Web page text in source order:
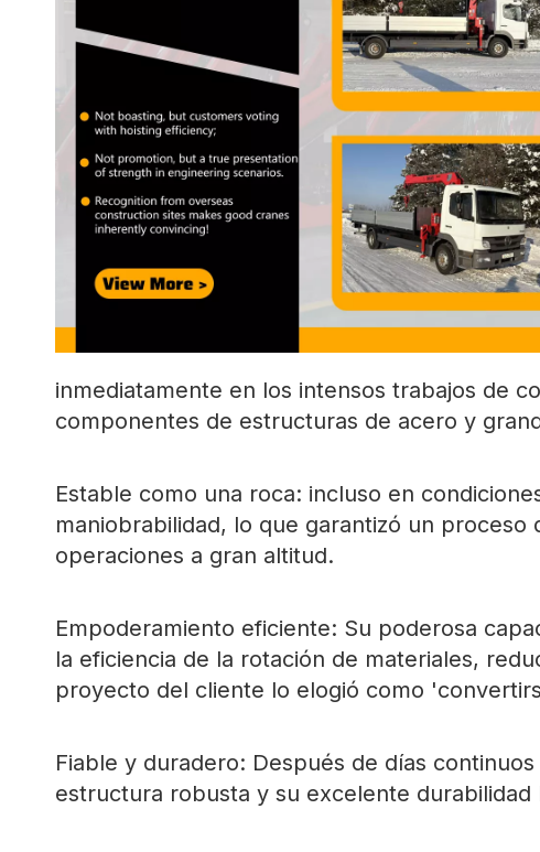
inmediatamente en los intensos trabajos de
componentes de estructuras de acero y
Estable como una roca: incluso en
maniobrabilidad, lo que garantizó un
operaciones a gran altitud.
Empoderamiento eficiente: Su poderosa
la eficiencia de la rotación de materiales,
proyecto del cliente lo elogió como
Fiable y duradero: Después de días
estructura robusta y su excelente